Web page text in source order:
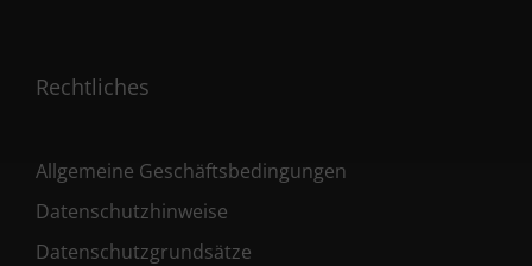
Rechtliches
Allgemeine Geschäftsbedingungen
Datenschutzhinweise
Datenschutzgrundsätze